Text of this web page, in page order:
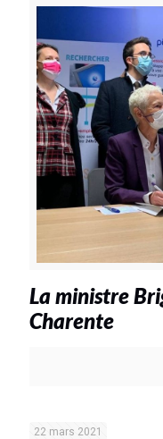
La ministre
Charente
22 mars 2021